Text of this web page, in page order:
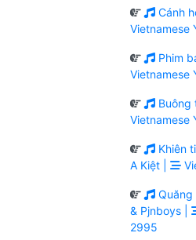
Cánh
Vietnamese
Phim
Vietnamese
Buông
Vietnamese
Khiên
A Kiệt |
Quăng
& Pjnboys |
2995